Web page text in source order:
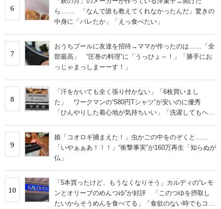
6
ら…… 「なんで誰も教えてくれなかったんだ」驚きの
中身に「バレたか」「えっ食べたい」
7
おうちプールに友達を招待→ママが作ったのは……「全
部最高」 “圧巻の料理”に「うっひょ～！」「勝手にお
っじゃまっしまーーす！」
8
「汗をかいても全く張り付かない」「6枚買いまし
た」 ワークマンの“580円Tシャツ”が安いのに優秀
「ひんやりした着心地が気持ちいい」「洗濯してもヘタ
9
娘「コオロギ捕まえた！」虫かごの中をのぞくと……
「いやぁぁあ！！！」“衝撃事実”が160万再生「知らぬが
仏」
10
「5本買ったけど、もうなくなりそう」カルディの“レモ
ンとオリーブのめんつゆ”が好評 「このつゆを摂取し
たいからそうめんを食べてる」「食欲のない時でもコレ